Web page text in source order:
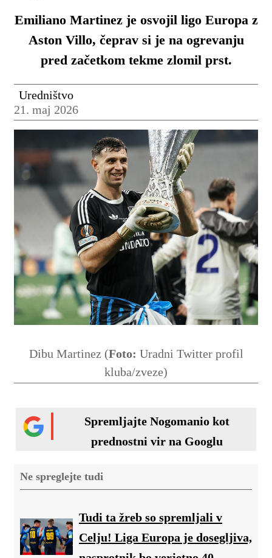
Emiliano Martinez je osvojil ligo Europa z
Aston Villo, čeprav si je na ogrevanju
pred začetkom tekme zlomil prst.
Uredništvo
21. maj 2026
Dibu Martinez (Foto: Uradni Twitter profil
kluba/zveze)
Spremljajte Nogomanio kot
prednostni vir na Googlu
Ne spreglejte tudi
Tudi ta žreb so spremljali v
Celju! Liga Europa je dosegljiva,